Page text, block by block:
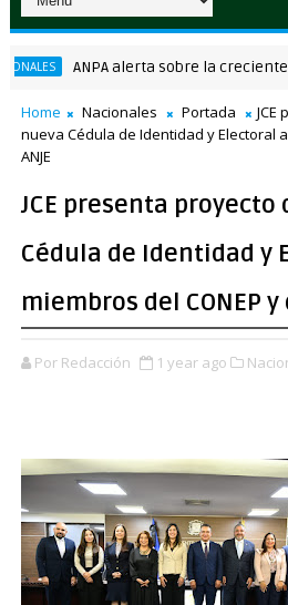
ANPA alerta sobre la creciente
Home Nacionales Portada
nueva Cédula de Identidad y Electoral
ANJE
JCE presenta proyecto
Cédula de Identidad y
miembros del CONEP y
Por Redacción 1 year ago